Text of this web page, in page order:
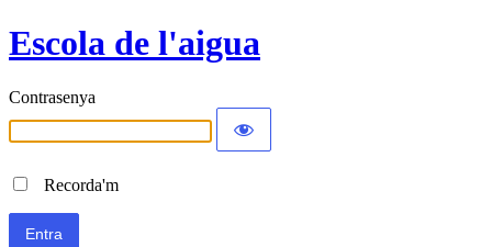
Escola de l'aigua
Contrasenya
Recorda'm